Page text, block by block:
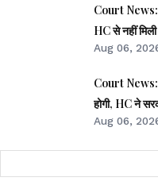
Court News:
HC से नहीं
Aug 06,
Court News:
होगी, HC ने
Aug 06,